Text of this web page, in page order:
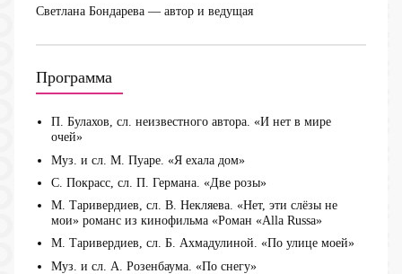
Светлана Бондарева — автор и ведущая
Программа
П. Булахов, сл. неизвестного автора. «И нет в мире
очей»
Муз. и сл. М. Пуаре. «Я ехала дом»
С. Покрасс, сл. П. Германа. «Две розы»
М. Таривердиев, сл. В. Некляева. «Нет, эти слёзы не
мои» романс из кинофильма «Роман «Alla Russa»
М. Таривердиев, сл. Б. Ахмадулиной. «По улице моей»
Муз. и сл. А. Розенбаума. «По снегу»